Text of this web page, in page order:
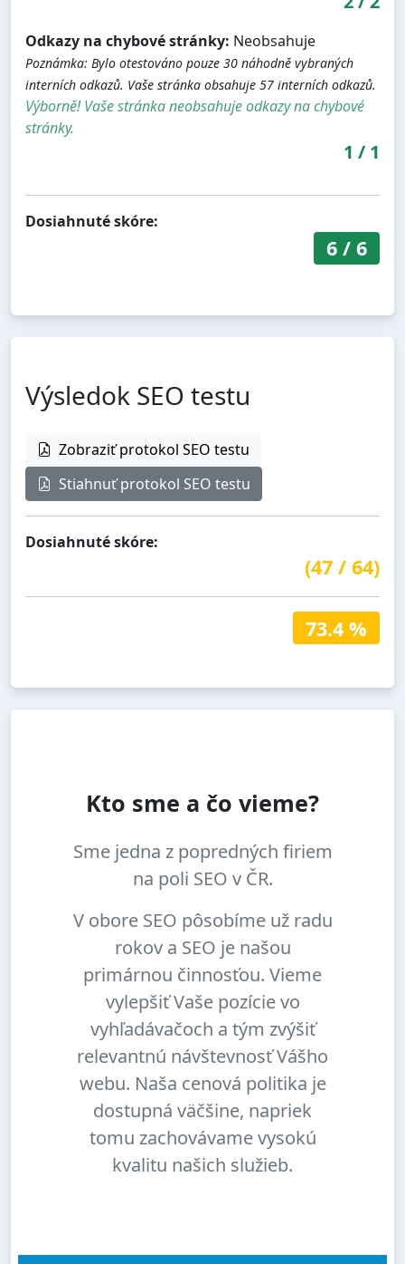
Odkazy na chybové stránky: Neobsahuje
Poznámka: Bylo otestováno pouze 30 náhodně vybraných
interních odkazů. Vaše stránka obsahuje 57 interních odkazů.
Výborně! Vaše stránka neobsahuje odkazy na chybové
stránky.
1 / 1
Dosiahnuté skóre:
6/ 6
Výsledok SEO testu
Zobraziť protokol SEO testu
Stiahnuť protokol SEO testu
Dosiahnuté skóre:
(47 / 64)
73.4 %
Kto sme a čo vieme?
Sme jedna z popredných firiem
na poli SEO v ČR.
V obore SEO pôsobíme už radu
rokov a SEO je našou
primárnou činnosťou. Vieme
vylepšiť Vaše pozície vo
vyhľadávačoch a tým zvýšiť
relevantnú návštevnosť Vášho
webu. Naša cenová politika je
dostupná väčšine, napriek
tomu zachovávame vysokú
kvalitu našich služieb.